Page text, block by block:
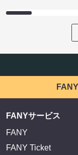
FANYサービス
FANY
FANY Ticket